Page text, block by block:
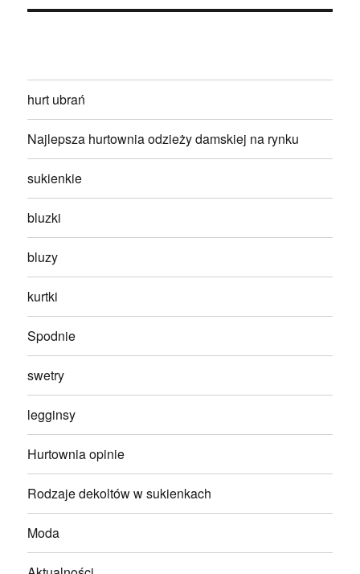
hurt ubrań
Najlepsza hurtownia odzieży damskiej na rynku
sukienkie
bluzki
bluzy
kurtki
Spodnie
swetry
legginsy
Hurtownia opinie
Rodzaje dekoltów w sukienkach
Moda